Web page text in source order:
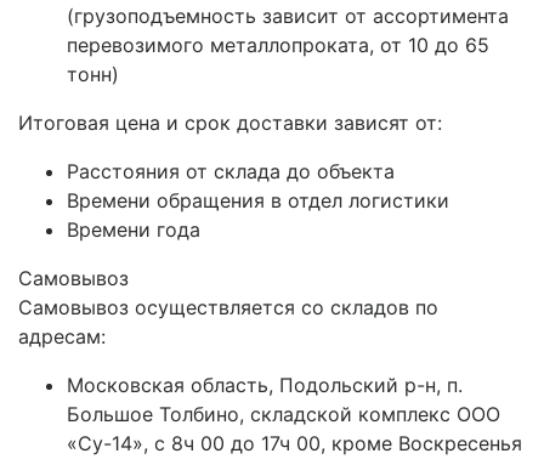
(грузоподъемность зависит от ассортимента
перевозимого металлопроката, от 10 до 65
тонн)
Итоговая цена и срок доставки зависят от:
Расстояния от склада до объекта
Времени обращения в отдел логистики
Времени года
Самовывоз
Самовывоз осуществляется со складов по
адресам:
Московская область, Подольский р-н, п.
Большое Толбино, складской комплекс ООО
«Су-14», с 8ч 00 до 17ч 00, кроме Воскресенья